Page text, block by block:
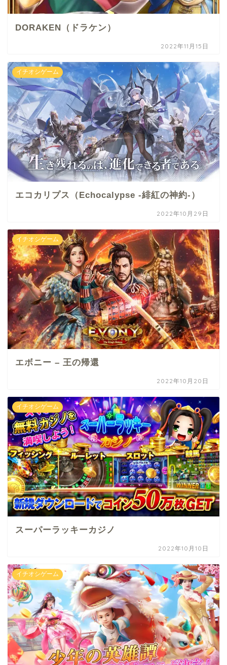
DORAKEN（ドラケン）
2022年11月15日
イチオシゲーム
エコカリプス（Echocalypse -緋紅の神約-）
2022年10月29日
イチオシゲーム
エボニー – 王の帰還
2022年10月20日
イチオシゲーム
スーパーラッキーカジノ
2022年10月10日
イチオシゲーム